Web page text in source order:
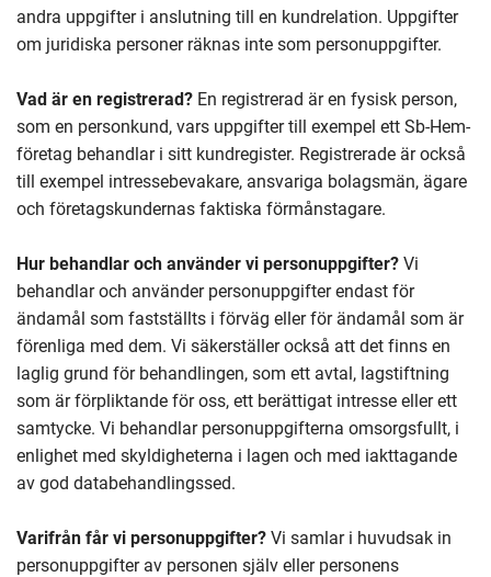
andra uppgifter i anslutning till en kundrelation. Uppgifter
om juridiska personer räknas inte som personuppgifter.
Vad är en registrerad? En registrerad är en fysisk person,
som en personkund, vars uppgifter till exempel ett Sb-Hem-
företag behandlar i sitt kundregister. Registrerade är också
till exempel intressebevakare, ansvariga bolagsmän, ägare
och företagskundernas faktiska förmånstagare.
Hur behandlar och använder vi personuppgifter? Vi
behandlar och använder personuppgifter endast för
ändamål som fastställts i förväg eller för ändamål som är
förenliga med dem. Vi säkerställer också att det finns en
laglig grund för behandlingen, som ett avtal, lagstiftning
som är förpliktande för oss, ett berättigat intresse eller ett
samtycke. Vi behandlar personuppgifterna omsorgsfullt, i
enlighet med skyldigheterna i lagen och med iakttagande
av god databehandlingssed.
Varifrån får vi personuppgifter? Vi samlar i huvudsak in
personuppgifter av personen själv eller personens